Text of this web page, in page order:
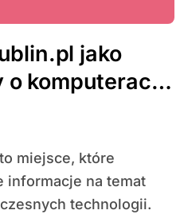
jako
komputerach
technologiach
informacje na temat
technologii.